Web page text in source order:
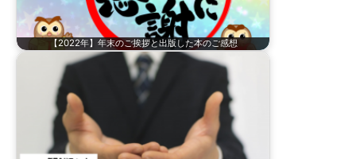
【2022年】年末のご挨拶と出版した本のご感想